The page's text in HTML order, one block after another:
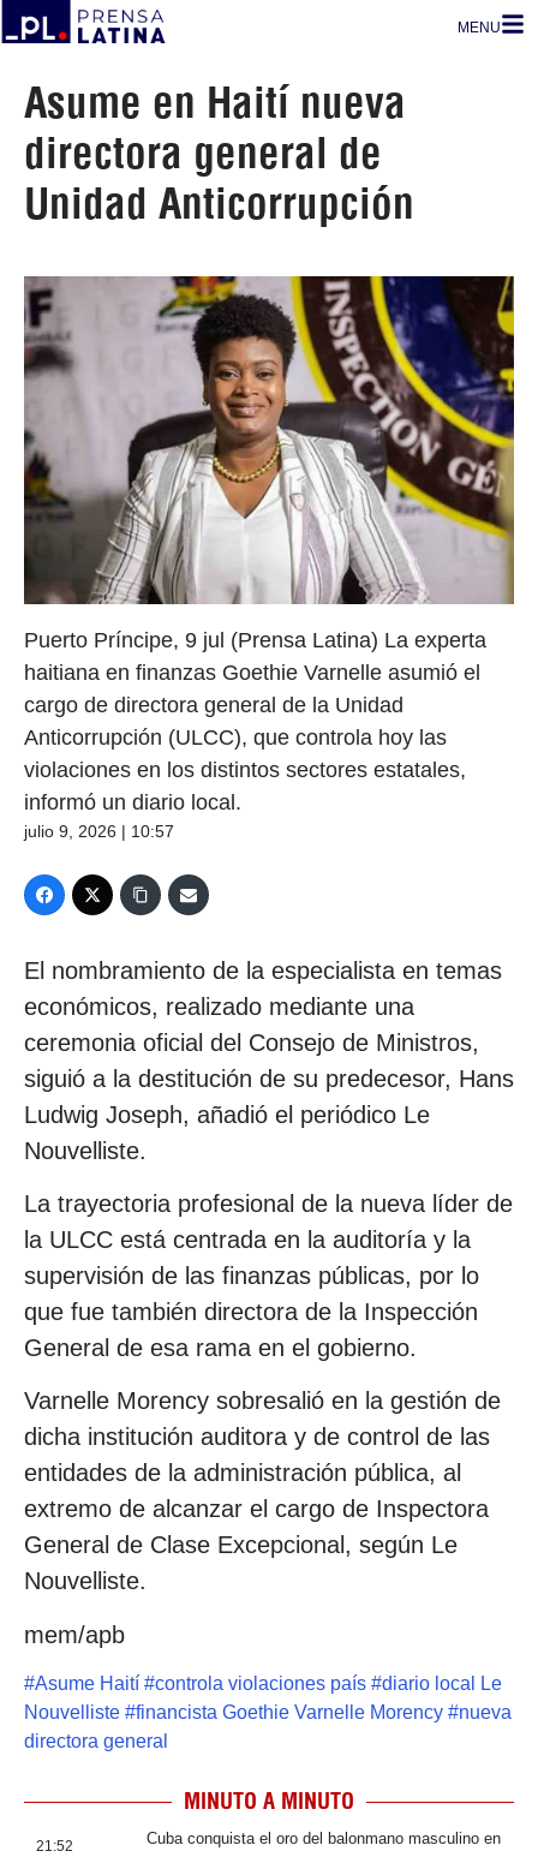
MENU
Asume en Haití nueva
directora general de
Unidad Anticorrupción
Puerto Príncipe, 9 jul (Prensa Latina) La experta
haitiana en finanzas Goethie Varnelle asumió el
cargo de directora general de la Unidad
Anticorrupción (ULCC), que controla hoy las
violaciones en los distintos sectores estatales,
informó un diario local.
julio 9, 2026 | 10:57
El nombramiento de la especialista en temas
económicos, realizado mediante una
ceremonia oficial del Consejo de Ministros,
siguió a la destitución de su predecesor, Hans
Ludwig Joseph, añadió el periódico Le
Nouvelliste.
La trayectoria profesional de la nueva líder de
la ULCC está centrada en la auditoría y la
supervisión de las finanzas públicas, por lo
que fue también directora de la Inspección
General de esa rama en el gobierno.
Varnelle Morency sobresalió en la gestión de
dicha institución auditora y de control de las
entidades de la administración pública, al
extremo de alcanzar el cargo de Inspectora
General de Clase Excepcional, según Le
Nouvelliste.
mem/apb
#Asume Haití #controla violaciones país #diario local Le
Nouvelliste #financista Goethie Varnelle Morency #nueva
directora general
MINUTO A MINUTO
21:52
Cuba conquista el oro del balonmano masculino en